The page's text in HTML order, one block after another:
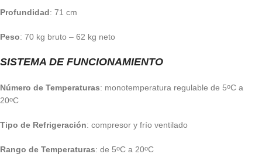
Profundidad: 71 cm
Peso: 70 kg bruto – 62 kg neto
SISTEMA DE FUNCIONAMIENTO
Número de Temperaturas: monotemperatura regulable de 5oC a
20oC
Tipo de Refrigeración: compresor y frío ventilado
Rango de Temperaturas: de 5oC a 20oC